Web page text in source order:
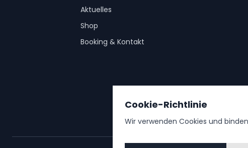
Aktuelles
Shop
Booking & Kontakt
Cookie-Richtlinie
Wir verwenden Cookies und